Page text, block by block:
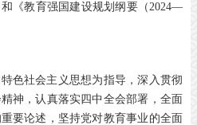
《教育强国建设规划纲要（2024—
色社会主义思想为指导，深入贯彻
神，认真落实四中全会部署，全面
要论述，坚持党对教育事业的全面